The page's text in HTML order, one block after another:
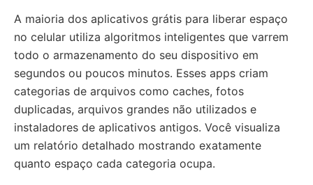
A maioria dos aplicativos grátis para liberar espaço
no celular utiliza algoritmos inteligentes que varrem
todo o armazenamento do seu dispositivo em
segundos ou poucos minutos. Esses apps criam
categorias de arquivos como caches, fotos
duplicadas, arquivos grandes não utilizados e
instaladores de aplicativos antigos. Você visualiza
um relatório detalhado mostrando exatamente
quanto espaço cada categoria ocupa.